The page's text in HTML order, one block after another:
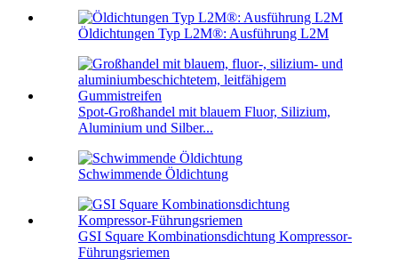
Öldichtungen Typ L2M®: Ausführung L2M
Spot-Großhandel mit blauem Fluor, Silizium,
Aluminium und Silber...
Schwimmende Öldichtung
GSI Square Kombinationsdichtung Kompressor-
Führungsriemen